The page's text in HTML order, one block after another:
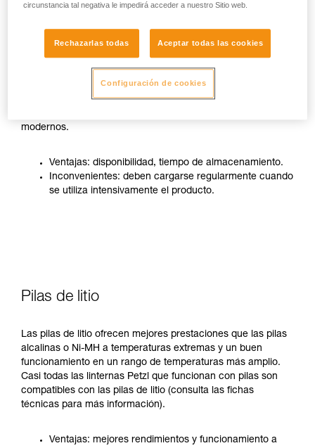
Pilas alcalinas
Las pilas alcalinas, hoy en día las más comunes y fáciles de
encontrar en todas partes, tienen un rendimiento
sensiblemente mejor que las pilas salinas. Además, se
modernos.
Ventajas: disponibilidad, tiempo de almacenamiento.
Inconvenientes: deben cargarse regularmente cuando
se utiliza intensivamente el producto.
Pilas de litio
Las pilas de litio ofrecen mejores prestaciones que las pilas
alcalinas o Ni-MH a temperaturas extremas y un buen
funcionamiento en un rango de temperaturas más amplio.
Casi todas las linternas Petzl que funcionan con pilas son
compatibles con las pilas de litio (consulta las fichas
técnicas para más información).
Ventajas: mejores rendimientos y funcionamiento a
circunstancia tal negativa le impedirá acceder a nuestro Sitio web.
Rechazarlas todas Aceptar todas las cookies
Configuración de cookies